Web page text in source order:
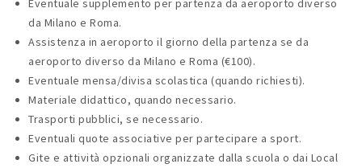
Eventuale supplemento per partenza da aeroporto diverso
da Milano e Roma.
Assistenza in aeroporto il giorno della partenza se da
aeroporto diverso da Milano e Roma (€100).
Eventuale mensa/divisa scolastica (quando richiesti).
Materiale didattico, quando necessario.
Trasporti pubblici, se necessario.
Eventuali quote associative per partecipare a sport.
Gite e attività opzionali organizzate dalla scuola o dai Local